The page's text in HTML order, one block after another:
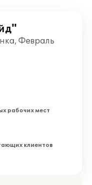
Февраль
рабочих мест
клиентов